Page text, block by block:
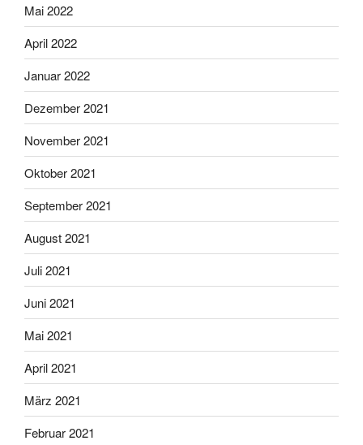
Mai 2022
April 2022
Januar 2022
Dezember 2021
November 2021
Oktober 2021
September 2021
August 2021
Juli 2021
Juni 2021
Mai 2021
April 2021
März 2021
Februar 2021